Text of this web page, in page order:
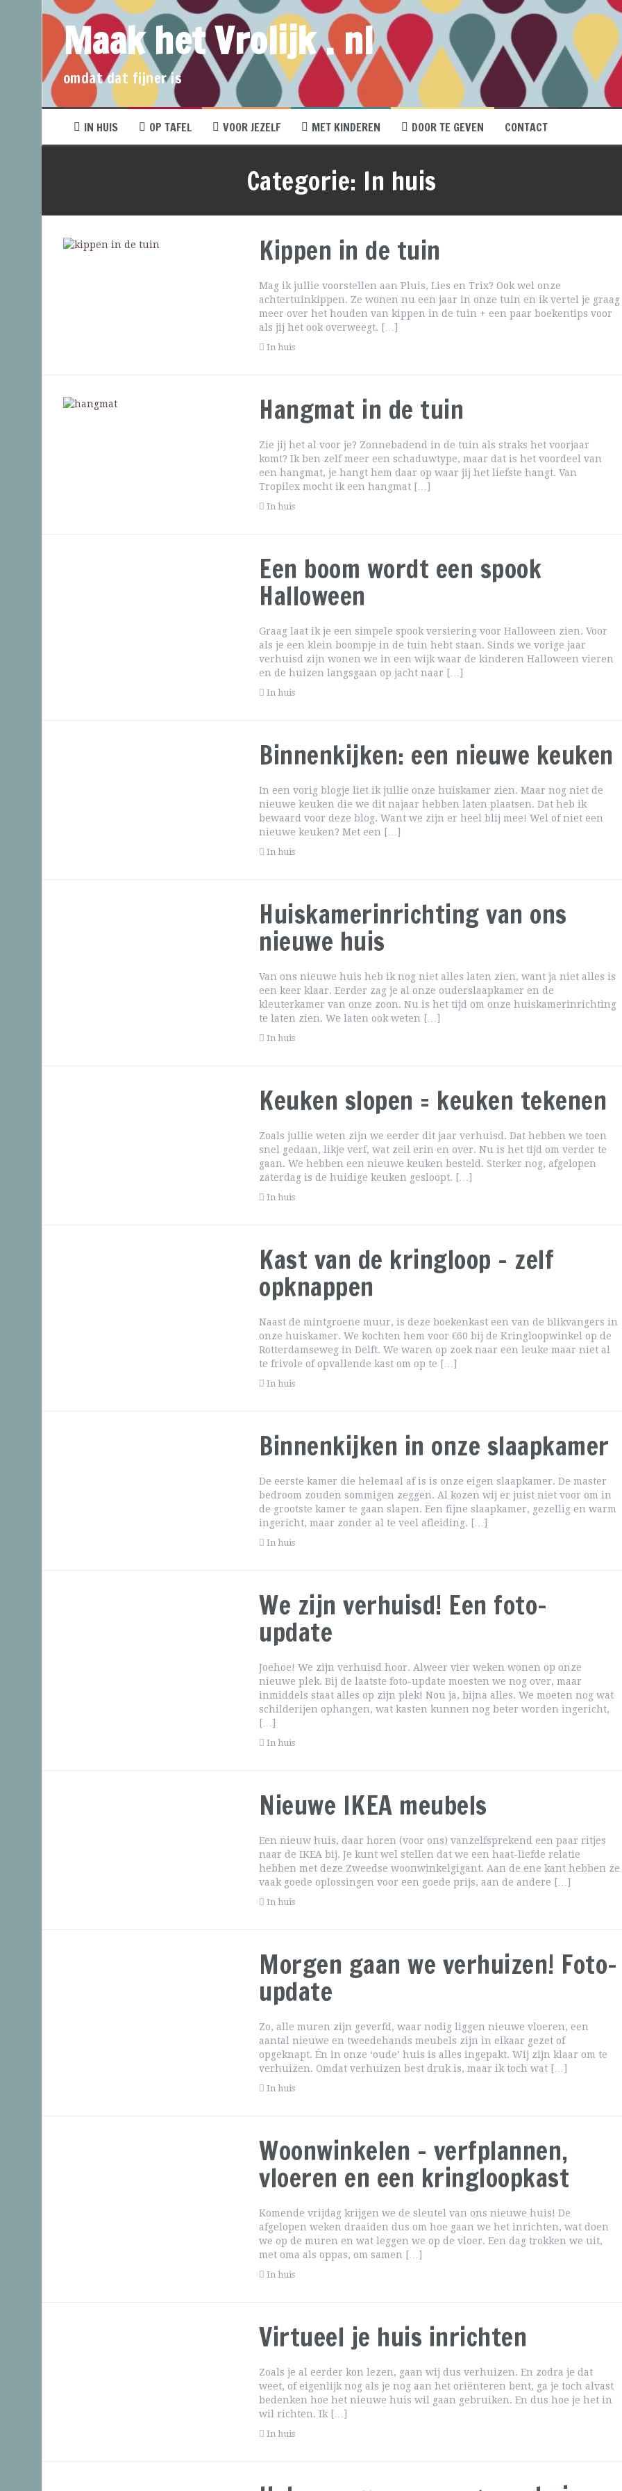
Maak het Vrolijk . nl
omdat dat fijner is
IN HUIS OP TAFEL VOOR JEZELF MET KINDEREN DOOR TE GEVEN CONTACT
Categorie: In huis
Kippen in de tuin
Mag ik jullie voorstellen aan Pluis, Lies en Trix? Ook wel onze
achtertuinkippen. Ze wonen nu een jaar in onze tuin en ik vertel je graag
meer over het houden van kippen in de tuin + een paar boekentips voor
als jij het ook overweegt. […]
In huis
Hangmat in de tuin
Zie jij het al voor je? Zonnebadend in de tuin als straks het voorjaar
komt? Ik ben zelf meer een schaduwtype, maar dat is het voordeel van
een hangmat, je hangt hem daar op waar jij het liefste hangt. Van
Tropilex mocht ik een hangmat […]
In huis
Een boom wordt een spook
Halloween
Graag laat ik je een simpele spook versiering voor Halloween zien. Voor
als je een klein boompje in de tuin hebt staan. Sinds we vorige jaar
verhuisd zijn wonen we in een wijk waar de kinderen Halloween vieren
en de huizen langsgaan op jacht naar […]
In huis
Binnenkijken: een nieuwe keuken
In een vorig blogje liet ik jullie onze huiskamer zien. Maar nog niet de
nieuwe keuken die we dit najaar hebben laten plaatsen. Dat heb ik
bewaard voor deze blog. Want we zijn er heel blij mee! Wel of niet een
nieuwe keuken? Met een […]
In huis
Huiskamerinrichting van ons
nieuwe huis
Van ons nieuwe huis heb ik nog niet alles laten zien, want ja niet alles is
een keer klaar. Eerder zag je al onze ouderslaapkamer en de
kleuterkamer van onze zoon. Nu is het tijd om onze huiskamerinrichting
te laten zien. We laten ook weten […]
In huis
Keuken slopen = keuken tekenen
Zoals jullie weten zijn we eerder dit jaar verhuisd. Dat hebben we toen
snel gedaan, likje verf, wat zeil erin en over. Nu is het tijd om verder te
gaan. We hebben een nieuwe keuken besteld. Sterker nog, afgelopen
zaterdag is de huidige keuken gesloopt. […]
In huis
Kast van de kringloop – zelf
opknappen
Naast de mintgroene muur, is deze boekenkast een van de blikvangers in
onze huiskamer. We kochten hem voor €60 bij de Kringloopwinkel op de
Rotterdamseweg in Delft. We waren op zoek naar een leuke maar niet al
te frivole of opvallende kast om op te […]
In huis
Binnenkijken in onze slaapkamer
De eerste kamer die helemaal af is is onze eigen slaapkamer. De master
bedroom zouden sommigen zeggen. Al kozen wij er juist niet voor om in
de grootste kamer te gaan slapen. Een fijne slaapkamer, gezellig en warm
ingericht, maar zonder al te veel afleiding. […]
In huis
We zijn verhuisd! Een foto-
update
Joehoe! We zijn verhuisd hoor. Alweer vier weken wonen op onze
nieuwe plek. Bij de laatste foto-update moesten we nog over, maar
inmiddels staat alles op zijn plek! Nou ja, bijna alles. We moeten nog wat
schilderijen ophangen, wat kasten kunnen nog beter worden ingericht,
[…]
In huis
Nieuwe IKEA meubels
Een nieuw huis, daar horen (voor ons) vanzelfsprekend een paar ritjes
naar de IKEA bij. Je kunt wel stellen dat we een haat-liefde relatie
hebben met deze Zweedse woonwinkelgigant. Aan de ene kant hebben ze
vaak goede oplossingen voor een goede prijs, aan de andere […]
In huis
Morgen gaan we verhuizen! Foto-
update
Zo, alle muren zijn geverfd, waar nodig liggen nieuwe vloeren, een
aantal nieuwe en tweedehands meubels zijn in elkaar gezet of
opgeknapt. Én in onze ‘oude’ huis is alles ingepakt. Wij zijn klaar om te
verhuizen. Omdat verhuizen best druk is, maar ik toch wat […]
In huis
Woonwinkelen – verfplannen,
vloeren en een kringloopkast
Komende vrijdag krijgen we de sleutel van ons nieuwe huis! De
afgelopen weken draaiden dus om hoe gaan we het inrichten, wat doen
we op de muren en wat leggen we op de vloer. Een dag trokken we uit,
met oma als oppas, om samen […]
In huis
Virtueel je huis inrichten
Zoals je al eerder kon lezen, gaan wij dus verhuizen. En zodra je dat
weet, of eigenlijk nog als je nog aan het oriënteren bent, ga je toch alvast
bedenken hoe het nieuwe huis wil gaan gebruiken. En dus hoe je het in
wil richten. Ik […]
In huis